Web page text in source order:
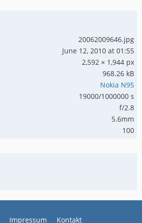
20062009646.jpg
June 12, 2010 at 01:55
2,592 × 1,944 px
968.26 kB
Nokia N95
19000/1000000 s
f/2.8
5.6mm
100
Impressum Kontakt